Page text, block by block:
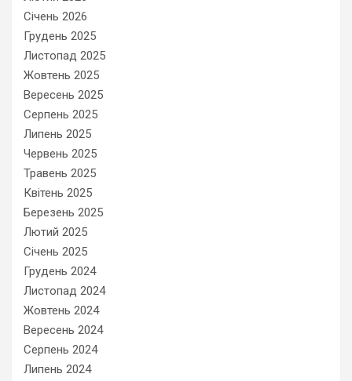
Січень 2026
Грудень 2025
Листопад 2025
Жовтень 2025
Вересень 2025
Серпень 2025
Липень 2025
Червень 2025
Травень 2025
Квітень 2025
Березень 2025
Лютий 2025
Січень 2025
Грудень 2024
Листопад 2024
Жовтень 2024
Вересень 2024
Серпень 2024
Липень 2024